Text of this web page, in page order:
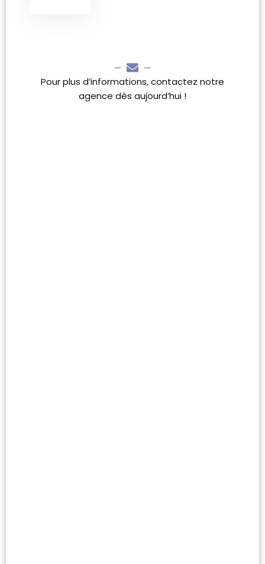
Pour plus d’informations, contactez notre
agence dès aujourd’hui !